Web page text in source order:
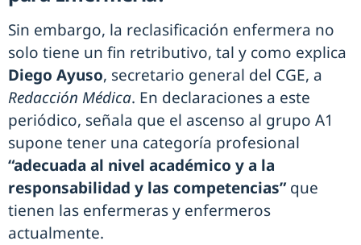
Sin embargo, la reclasificación enfermera no
solo tiene un fin retributivo, tal y como explica
Diego Ayuso, secretario general del CGE, a
Redacción Médica. En declaraciones a este
periódico, señala que el ascenso al grupo A1
supone tener una categoría profesional
“adecuada al nivel académico y a la
responsabilidad y las competencias” que
tienen las enfermeras y enfermeros
actualmente.